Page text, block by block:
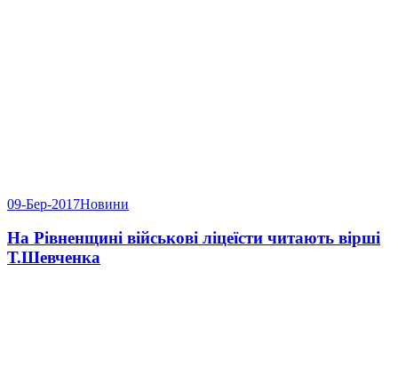
09-Бер-2017Новини
На Рівненщині військові ліцеїсти читають вірші
Т.Шевченка